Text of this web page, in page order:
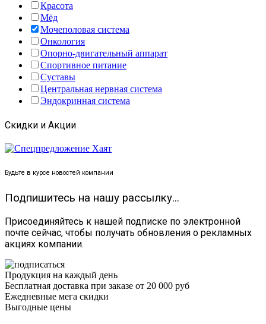
Красота
Мёд
Мочеполовая система
Онкология
Опорно-двигательный аппарат
Спортивное питание
Суставы
Центральная нервная система
Эндокринная система
Скидки и Акции
Будьте в курсе новостей компании
Подпишитесь на нашу рассылку...
Присоединяйтесь к нашей подписке по электронной
почте сейчас, чтобы получать обновления о рекламных
акциях компании.
Продукция на каждый день
Бесплатная доставка при заказе от 20 000 руб
Ежедневные мега скидки
Выгодные цены